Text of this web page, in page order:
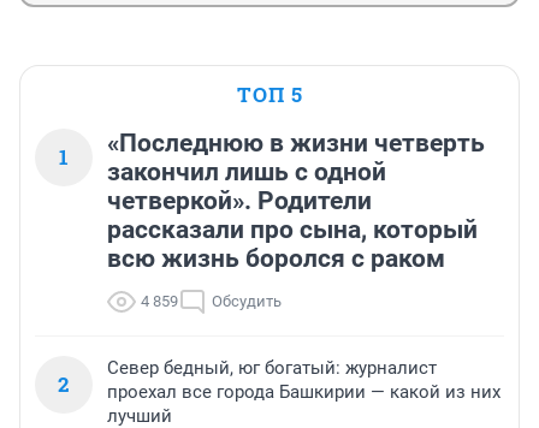
ТОП 5
1
«Последнюю в жизни четверть
закончил лишь с одной
четверкой». Родители
рассказали про сына, который
всю жизнь боролся с раком
4 859 Обсудить
2
Север бедный, юг богатый: журналист
проехал все города Башкирии — какой из них
лучший